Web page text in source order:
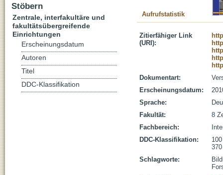
Aufrufstatistik
Zitierfähiger Link
(URI):
Dokumentart:
Erscheinungsdatum:
Sprache:
Fakultät:
8
Fachbereich:
DDC-Klassifikation:
Schlagworte:
Stöbern
Zentrale, interfakultäre und
fakultätsübergreifende
Einrichtungen
Erscheinungsdatum
Autoren
Titel
DDC-Klassifikation